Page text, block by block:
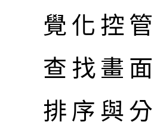
覺化控
查找畫
排序與